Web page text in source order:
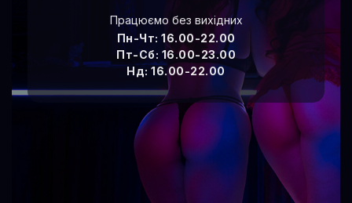
Працюємо без вихідних
Пн-Чт: 16.00-22.00
Пт-Сб: 16.00-23.00
Нд: 16.00-22.00